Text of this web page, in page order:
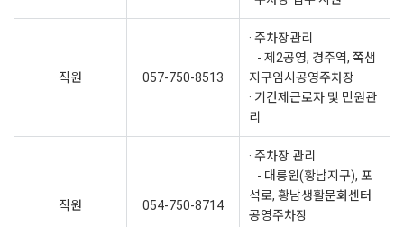
직원 057-750-8513
· 주차장관리
- 제2공영, 경주역, 쪽샘
지구임시공영주차장
· 기간제근로자 및 민원관
리
직원 054-750-8714
· 주차장 관리
- 대릉원(황남지구), 포
석로, 황남생활문화센터
공영주차장